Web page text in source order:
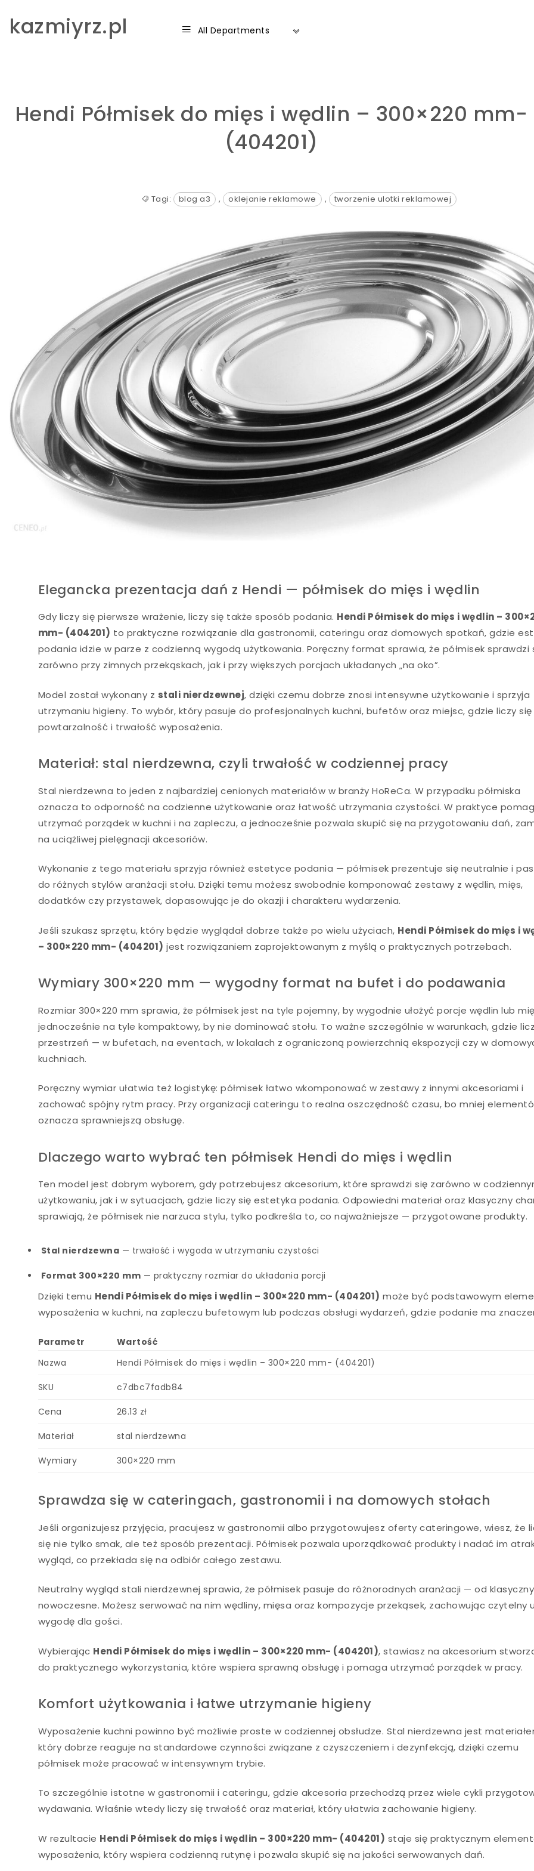
kazmiyrz.pl All Departments
Hendi Półmisek do mięs i wędlin – 300×220 mm-
(404201)
Tagi: blog a3 , oklejanie reklamowe , tworzenie ulotki reklamowej
Elegancka prezentacja dań z Hendi — półmisek do mięs i wędlin
Gdy liczy się pierwsze wrażenie, liczy się także sposób podania. Hendi Półmisek do mięs i wędlin –
mm- (404201) to praktyczne rozwiązanie dla gastronomii, cateringu oraz domowych spotkań, gdzie
podania idzie w parze z codzienną wygodą użytkowania. Poręczny format sprawia, że półmisek sprawdzi
zarówno przy zimnych przekąskach, jak i przy większych porcjach układanych „na oko”.
Model został wykonany z stali nierdzewnej, dzięki czemu dobrze znosi intensywne użytkowanie i sprzyja
utrzymaniu higieny. To wybór, który pasuje do profesjonalnych kuchni, bufetów oraz miejsc, gdzie liczy się
powtarzalność i trwałość wyposażenia.
Materiał: stal nierdzewna, czyli trwałość w codziennej pracy
Stal nierdzewna to jeden z najbardziej cenionych materiałów w branży HoReCa. W przypadku półmiska
oznacza to odporność na codzienne użytkowanie oraz łatwość utrzymania czystości. W praktyce
utrzymać porządek w kuchni i na zapleczu, a jednocześnie pozwala skupić się na przygotowaniu dań,
na uciążliwej pielęgnacji akcesoriów.
Wykonanie z tego materiału sprzyja również estetyce podania — półmisek prezentuje się neutralnie i
do różnych stylów aranżacji stołu. Dzięki temu możesz swobodnie komponować zestawy z wędlin, mięs,
dodatków czy przystawek, dopasowując je do okazji i charakteru wydarzenia.
Jeśli szukasz sprzętu, który będzie wyglądał dobrze także po wielu użyciach, Hendi Półmisek do mięs i
– 300×220 mm- (404201) jest rozwiązaniem zaprojektowanym z myślą o praktycznych potrzebach.
Wymiary 300×220 mm — wygodny format na bufet i do podawania
Rozmiar 300×220 mm sprawia, że półmisek jest na tyle pojemny, by wygodnie ułożyć porcje wędlin lub
jednocześnie na tyle kompaktowy, by nie dominować stołu. To ważne szczególnie w warunkach, gdzie
przestrzeń — w bufetach, na eventach, w lokalach z ograniczoną powierzchnią ekspozycji czy w
kuchniach.
Poręczny wymiar ułatwia też logistykę: półmisek łatwo wkomponować w zestawy z innymi akcesoriami i
zachować spójny rytm pracy. Przy organizacji cateringu to realna oszczędność czasu, bo mniej
oznacza sprawniejszą obsługę.
Dlaczego warto wybrać ten półmisek Hendi do mięs i wędlin
Ten model jest dobrym wyborem, gdy potrzebujesz akcesorium, które sprawdzi się zarówno w
użytkowaniu, jak i w sytuacjach, gdzie liczy się estetyka podania. Odpowiedni materiał oraz klasyczny
sprawiają, że półmisek nie narzuca stylu, tylko podkreśla to, co najważniejsze — przygotowane produkty.
Stal nierdzewna — trwałość i wygoda w utrzymaniu czystości
Format 300×220 mm — praktyczny rozmiar do układania porcji
Dzięki temu Hendi Półmisek do mięs i wędlin – 300×220 mm- (404201) może być podstawowym
wyposażenia w kuchni, na zapleczu bufetowym lub podczas obsługi wydarzeń, gdzie podanie ma
Parametr
Wartość
Nazwa
Hendi Półmisek do mięs i wędlin – 300×220 mm- (404201)
SKU c7dbc7fadb84
Cena 26.13 zł
Materiał stal nierdzewna
Wymiary 300×220 mm
Sprawdza się w cateringach, gastronomii i na domowych stołach
Jeśli organizujesz przyjęcia, pracujesz w gastronomii albo przygotowujesz oferty cateringowe, wiesz, że
się nie tylko smak, ale też sposób prezentacji. Półmisek pozwala uporządkować produkty i nadać im
wygląd, co przekłada się na odbiór całego zestawu.
Neutralny wygląd stali nierdzewnej sprawia, że półmisek pasuje do różnorodnych aranżacji — od
nowoczesne. Możesz serwować na nim wędliny, mięsa oraz kompozycje przekąsek, zachowując czytelny
wygodę dla gości.
Wybierając Hendi Półmisek do mięs i wędlin – 300×220 mm- (404201), stawiasz na akcesorium
do praktycznego wykorzystania, które wspiera sprawną obsługę i pomaga utrzymać porządek w pracy.
Komfort użytkowania i łatwe utrzymanie higieny
Wyposażenie kuchni powinno być możliwie proste w codziennej obsłudze. Stal nierdzewna jest
który dobrze reaguje na standardowe czynności związane z czyszczeniem i dezynfekcją, dzięki czemu
półmisek może pracować w intensywnym trybie.
To szczególnie istotne w gastronomii i cateringu, gdzie akcesoria przechodzą przez wiele cykli
wydawania. Właśnie wtedy liczy się trwałość oraz materiał, który ułatwia zachowanie higieny.
W rezultacie Hendi Półmisek do mięs i wędlin – 300×220 mm- (404201) staje się praktycznym
wyposażenia, który wspiera codzienną rutynę i pozwala skupić się na jakości serwowanych dań.